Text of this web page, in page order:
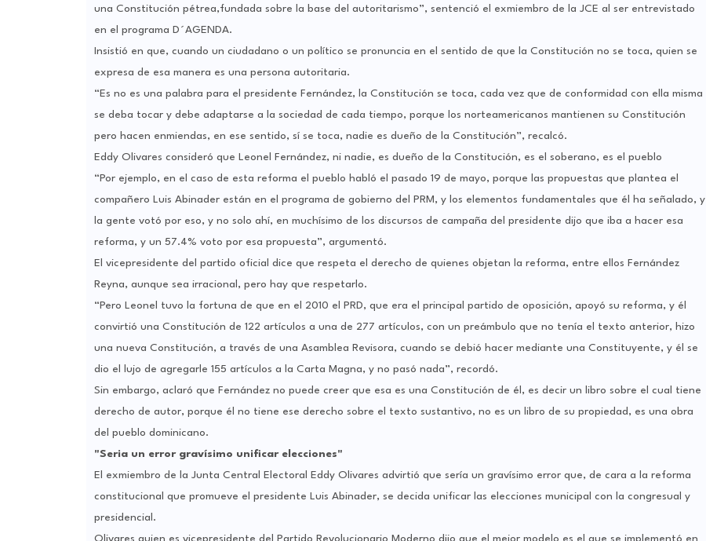
una Constitución pétrea,fundada sobre la base del autoritarismo”, sentenció el exmiembro de la JCE al ser entrevistado
en el programa D´AGENDA.
Insistió en que, cuando un ciudadano o un político se pronuncia en el sentido de que la Constitución no se toca, quien se
expresa de esa manera es una persona autoritaria.
“Es no es una palabra para el presidente Fernández, la Constitución se toca, cada vez que de conformidad con ella misma
se deba tocar y debe adaptarse a la sociedad de cada tiempo, porque los norteamericanos mantienen su Constitución
pero hacen enmiendas, en ese sentido, sí se toca, nadie es dueño de la Constitución”, recalcó.
Eddy Olivares consideró que Leonel Fernández, ni nadie, es dueño de la Constitución, es el soberano, es el pueblo
“Por ejemplo, en el caso de esta reforma el pueblo habló el pasado 19 de mayo, porque las propuestas que plantea el
compañero Luis Abinader están en el programa de gobierno del PRM, y los elementos fundamentales que él ha señalado, y
la gente votó por eso, y no solo ahí, en muchísimo de los discursos de campaña del presidente dijo que iba a hacer esa
reforma, y un 57.4% voto por esa propuesta”, argumentó.
El vicepresidente del partido oficial dice que respeta el derecho de quienes objetan la reforma, entre ellos Fernández
Reyna, aunque sea irracional, pero hay que respetarlo.
“Pero Leonel tuvo la fortuna de que en el 2010 el PRD, que era el principal partido de oposición, apoyó su reforma, y él
convirtió una Constitución de 122 artículos a una de 277 artículos, con un preámbulo que no tenía el texto anterior, hizo
una nueva Constitución, a través de una Asamblea Revisora, cuando se debió hacer mediante una Constituyente, y él se
dio el lujo de agregarle 155 artículos a la Carta Magna, y no pasó nada”, recordó.
Sin embargo, aclaró que Fernández no puede creer que esa es una Constitución de él, es decir un libro sobre el cual tiene
derecho de autor, porque él no tiene ese derecho sobre el texto sustantivo, no es un libro de su propiedad, es una obra
del pueblo dominicano.
"Seria un error gravísimo unificar elecciones"
El exmiembro de la Junta Central Electoral Eddy Olivares advirtió que sería un gravísimo error que, de cara a la reforma
constitucional que promueve el presidente Luis Abinader, se decida unificar las elecciones municipal con la congresual y
presidencial.
Olivares quien es vicepresidente del Partido Revolucionario Moderno dijo que el mejor modelo es el que se implementó en